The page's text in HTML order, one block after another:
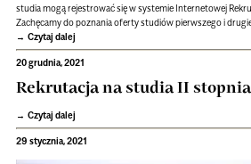
studia mogą rejestrować się w systemie Internetowej
Zachęcamy do poznania oferty studiów pierwszego i
Czytaj dalej
20 grudnia, 2021
Rekrutacja na studia II stopnia
Czytaj dalej
29 stycznia, 2021